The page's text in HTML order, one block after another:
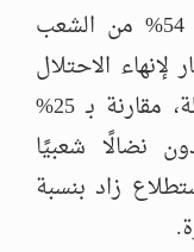
يضعنا الاستطلاع أمام حقيقة أن 54% من الشعب
الاحتلال
وإقامة الدولة الفلسطينية المستقلة، مقارنة بـ 25%
و16% يؤيدون نضالًا شعبيًا
زاد بنسبة